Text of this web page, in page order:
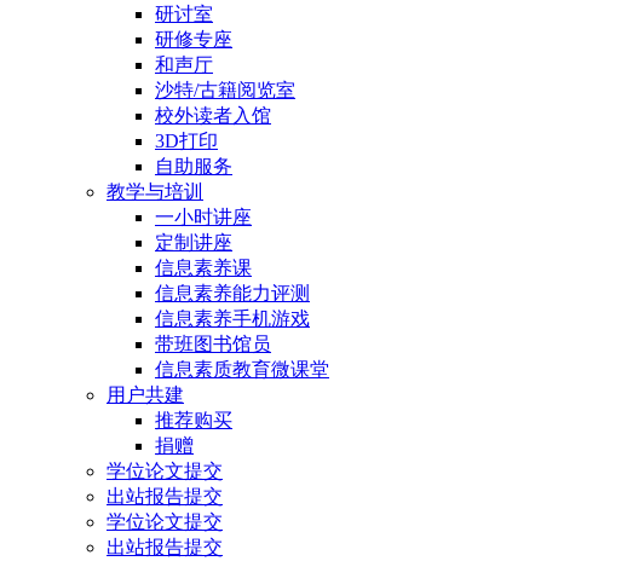
研讨室
研修专座
和声厅
沙特/古籍阅览室
校外读者入馆
3D打印
自助服务
教学与培训
一小时讲座
定制讲座
信息素养课
信息素养能力评测
信息素养手机游戏
带班图书馆员
信息素质教育微课堂
用户共建
推荐购买
捐赠
学位论文提交
出站报告提交
学位论文提交
出站报告提交